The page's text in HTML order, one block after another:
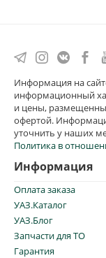
Информация на
информационный
и цены,
офертой.
уточнить у наших
Политика в
Информация
Оплата заказа
УАЗ.Каталог
УАЗ.Блог
Запчасти для ТО
Гарантия